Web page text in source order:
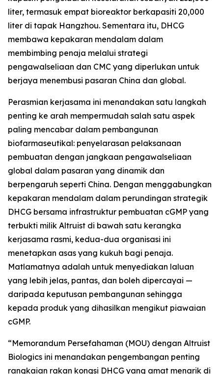
liter, termasuk empat bioreaktor berkapasiti 20,000
liter di tapak Hangzhou. Sementara itu, DHCG
membawa kepakaran mendalam dalam
membimbing penaja melalui strategi
pengawalseliaan dan CMC yang diperlukan untuk
berjaya menembusi pasaran China dan global.
Perasmian kerjasama ini menandakan satu langkah
penting ke arah mempermudah salah satu aspek
paling mencabar dalam pembangunan
biofarmaseutikal: penyelarasan pelaksanaan
pembuatan dengan jangkaan pengawalseliaan
global dalam pasaran yang dinamik dan
berpengaruh seperti China. Dengan menggabungkan
kepakaran mendalam dalam perundingan strategik
DHCG bersama infrastruktur pembuatan cGMP yang
terbukti milik Altruist di bawah satu kerangka
kerjasama rasmi, kedua-dua organisasi ini
menetapkan asas yang kukuh bagi penaja.
Matlamatnya adalah untuk menyediakan laluan
yang lebih jelas, pantas, dan boleh dipercayai —
daripada keputusan pembangunan sehingga
kepada produk yang dihasilkan mengikut piawaian
cGMP.
“Memorandum Persefahaman (MOU) dengan Altruist
Biologics ini menandakan pengembangan penting
rangkaian rakan kongsi DHCG yang amat menarik di